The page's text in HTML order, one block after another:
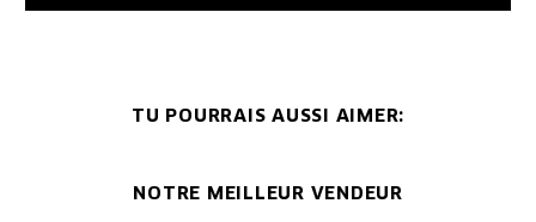
TU POURRAIS AUSSI AIMER:
NOTRE MEILLEUR VENDEUR